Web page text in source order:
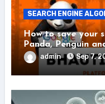
SEARCH ENGINE
How to save your
Panda, Penguin
admin Sep 7,